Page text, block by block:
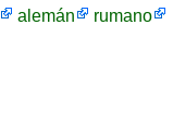
alemán
rumano